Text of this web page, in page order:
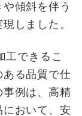
傾斜を伴う
しました。
工できるこ
ある品質で仕
例は、高精
おいて、安